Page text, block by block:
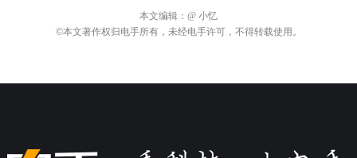
本文编辑： @ 小忆
©本文著作权归电手所有，未经电手许可，不得转载使用。